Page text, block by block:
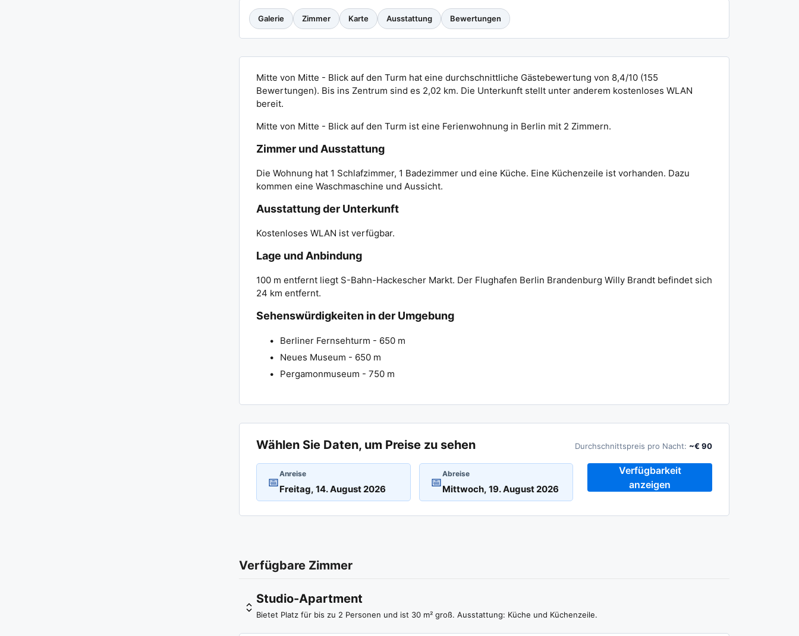
Galerie Zimmer Karte Ausstattung Bewertungen
Mitte von Mitte - Blick auf den Turm hat eine durchschnittliche Gästebewertung von 8,4/10 (155
Bewertungen). Bis ins Zentrum sind es 2,02 km. Die Unterkunft stellt unter anderem kostenloses WLAN
bereit.
Mitte von Mitte - Blick auf den Turm ist eine Ferienwohnung in Berlin mit 2 Zimmern.
Zimmer und Ausstattung
Die Wohnung hat 1 Schlafzimmer, 1 Badezimmer und eine Küche. Eine Küchenzeile ist vorhanden. Dazu
kommen eine Waschmaschine und Aussicht.
Ausstattung der Unterkunft
Kostenloses WLAN ist verfügbar.
Lage und Anbindung
100 m entfernt liegt S-Bahn-Hackescher Markt. Der Flughafen Berlin Brandenburg Willy Brandt befindet sich
24 km entfernt.
Sehenswürdigkeiten in der Umgebung
Berliner Fernsehturm - 650 m
Neues Museum - 650 m
Pergamonmuseum - 750 m
Wählen Sie Daten, um Preise zu sehen Durchschnittspreis pro Nacht: ~€ 90
📅
Anreise
📅
Abreise
Verfügbarkeit
anzeigen
Verfügbare Zimmer
Studio-Apartment
Bietet Platz für bis zu 2 Personen und ist 30 m² groß. Ausstattung: Küche und Küchenzeile.